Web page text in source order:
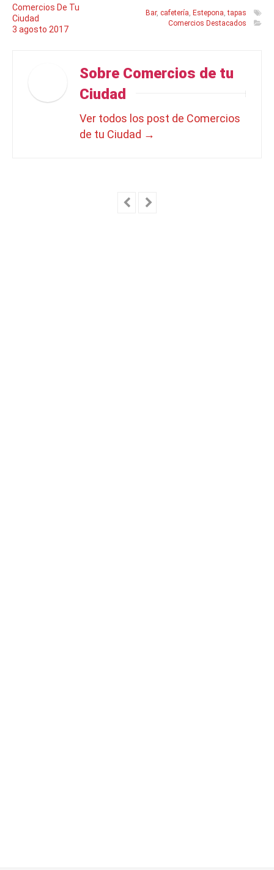
Comercios De Tu
Ciudad
3 agosto 2017
Bar, cafetería, Estepona,tapas
Comercios Destacados
Sobre Comercios de tu
Ciudad
Ver todos los post de Comercios
de tu Ciudad →